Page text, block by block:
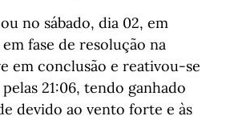
no sábado, dia 02, em
fase de resolução na
em conclusão e reativou-se
21:06, tendo ganhado
devido ao vento forte e às